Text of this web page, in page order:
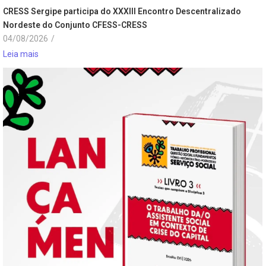
CRESS Sergipe participa do XXXIII Encontro Descentralizado
Nordeste do Conjunto CFESS-CRESS
04/08/2026 /
Leia mais